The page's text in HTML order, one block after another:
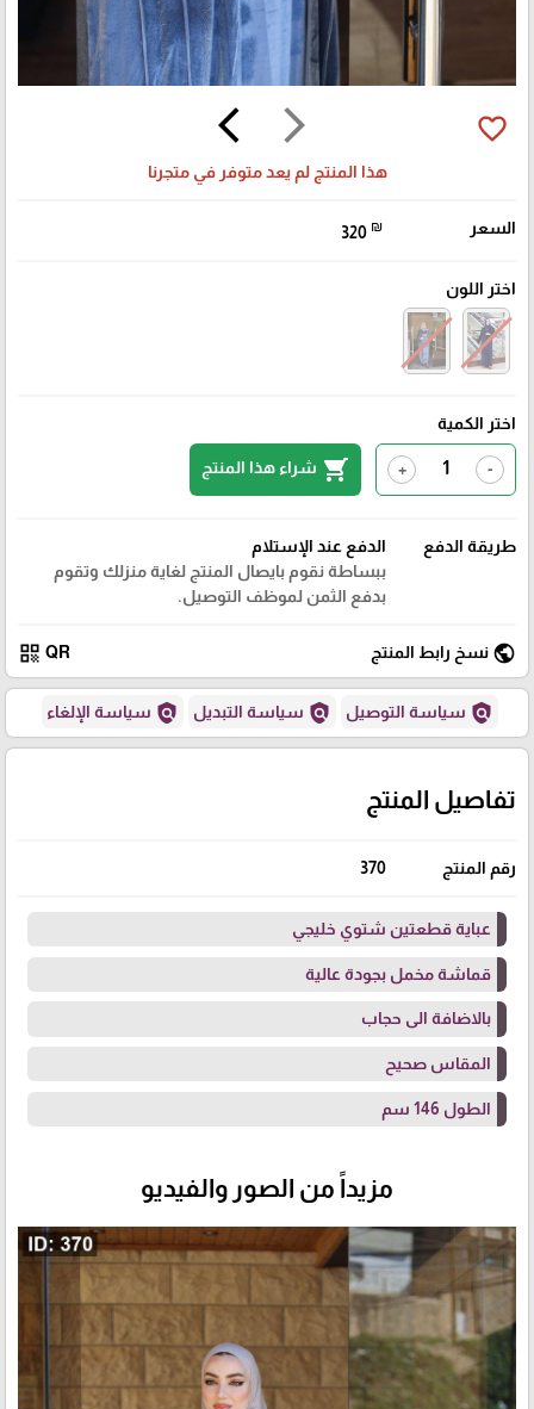
arrow_forward_ios
arrow_back_ios favorite_border
هذا المنتج لم يعد متوفر في متجرنا
السعر 320 ₪
اختر اللون
اختر الكمية
-
+
shopping_cart شراء هذا المنتج
طريقة الدفع
الدفع عند الإستلام
ببساطة نقوم بايصال المنتج لغاية منزلك وتقوم
بدفع الثمن لموظف التوصيل.
public نسخ رابط المنتج QR
qr_code
policy سياسة التوصيل policy سياسة التبديل policy سياسة الإلغاء
تفاصيل المنتج
رقم المنتج 370
عباية قطعتين شتوي خليجي
قماشة مخمل بجودة عالية
بالاضافة الى حجاب
المقاس صحيح
الطول 146 سم
مزيداً من الصور والفيديو